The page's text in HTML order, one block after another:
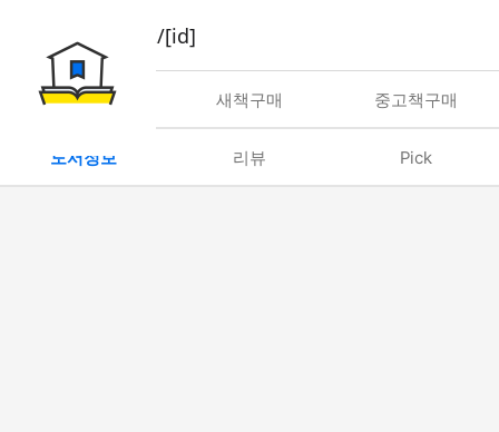
book/rent/[id]
대여 새책구매 중고책구매
도서정보 리뷰 Pick